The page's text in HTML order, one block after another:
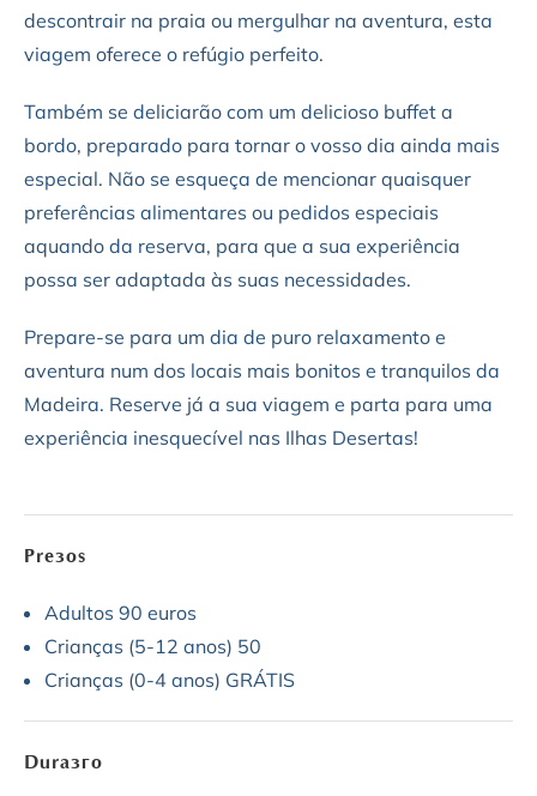
descontrair na praia ou mergulhar na aventura, esta
viagem oferece o refúgio perfeito.
Também se deliciarão com um delicioso buffet a
bordo, preparado para tornar o vosso dia ainda mais
especial. Não se esqueça de mencionar quaisquer
preferências alimentares ou pedidos especiais
aquando da reserva, para que a sua experiência
possa ser adaptada às suas necessidades.
Prepare-se para um dia de puro relaxamento e
aventura num dos locais mais bonitos e tranquilos da
Madeira. Reserve já a sua viagem e parta para uma
experiência inesquecível nas Ilhas Desertas!
Preços
Adultos 90 euros
Crianças (5-12 anos) 50
Crianças (0-4 anos) GRÁTIS
Duração